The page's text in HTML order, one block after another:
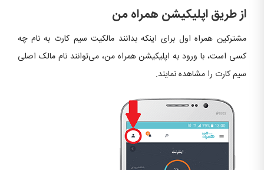
از طریق اپلیکیشن همراه من
مشترکین همراه اول برای اینکه بدانند مالکیت سیم کارت به نام چه
کسی است، با ورود به اپلیکیشن همراه من، می‌توانند نام مالک اصلی
سیم کارت را مشاهده نمایند.